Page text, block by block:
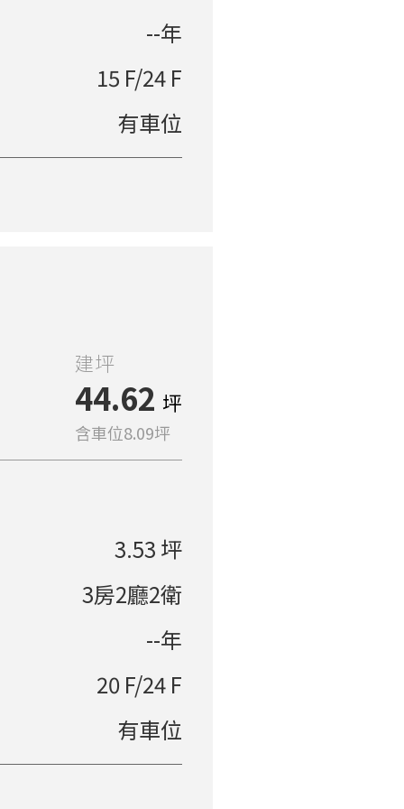
--年
15 F/24 F
有車位
建坪
44.62 坪
含車位8.09坪
3.53 坪
3房2廳2衛
--年
20 F/24 F
有車位